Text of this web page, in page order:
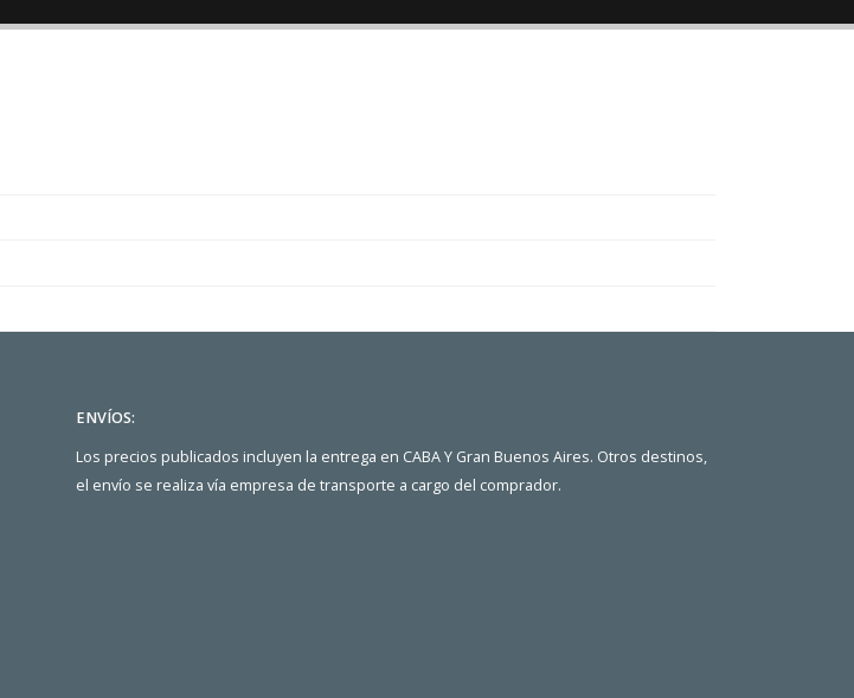
ENVÍOS:
Los precios publicados incluyen la entrega en CABA Y Gran Buenos Aires. Otros destinos,
el envío se realiza vía empresa de transporte a cargo del comprador.